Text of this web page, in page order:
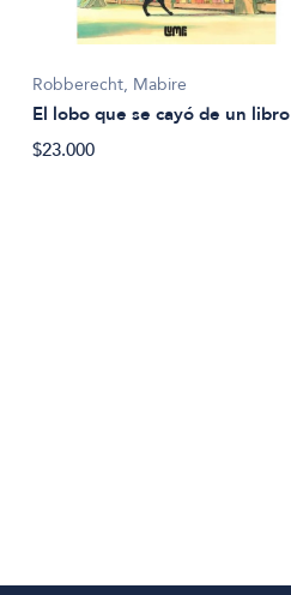
Robberecht, Mabire
El lobo que se cayó de un libro
$23.000